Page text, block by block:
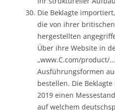
Die Beklagte
die von ihrer
hergestellten
Über ihre Website in
„www.C.com/product/
Ausführungsformen
bestellen. Die
2019 einen
auf welchem